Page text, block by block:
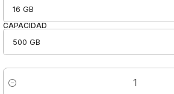
CAPACIDAD
Cantidad